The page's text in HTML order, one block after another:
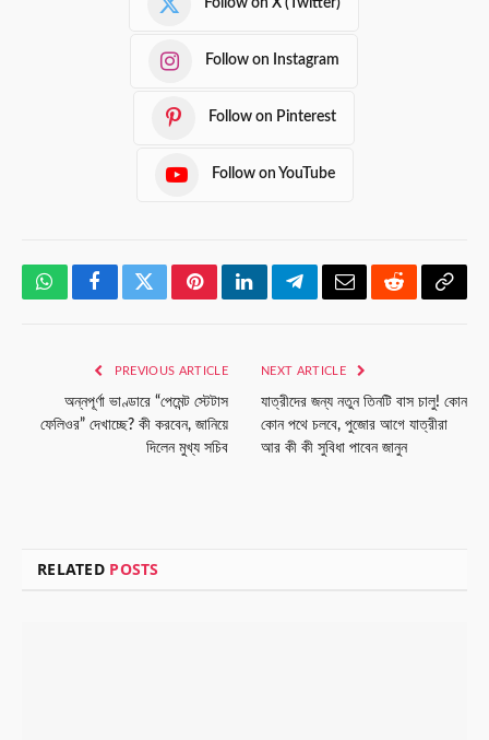
Follow on X (Twitter)
Follow on Instagram
Follow on Pinterest
Follow on YouTube
WhatsAppFacebookTwitterPinterestLinkedInTelegramEmailRedditCopy
PREVIOUS ARTICLE
অন্নপূর্ণা ভাণ্ডারে “পেমেন্ট স্টেটাস
ফেলিওর” দেখাচ্ছে? কী করবেন, জানিয়ে
দিলেন মুখ্য সচিব
NEXT ARTICLE
যাত্রীদের জন্য নতুন তিনটি বাস চালু! কোন
কোন পথে চলবে, পুজোর আগে যাত্রীরা
আর কী কী সুবিধা পাবেন জানুন
RELATED POSTS